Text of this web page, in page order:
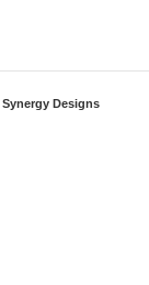
Synergy Designs